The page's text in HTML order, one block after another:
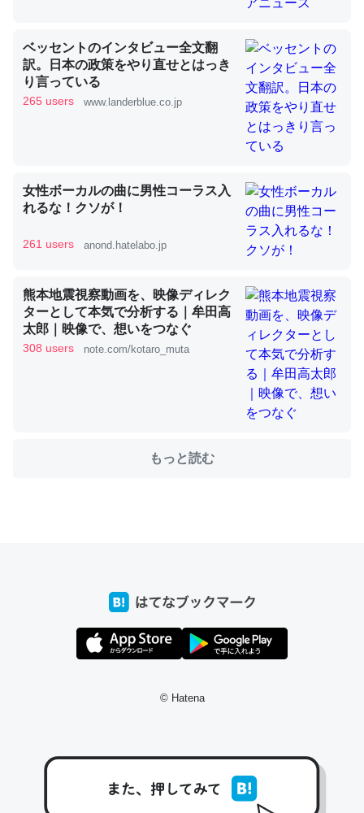
これを元に考えるとカルシウムを大量に使う脊椎動物と貝
─ニュース :: 【研究発表】昆虫学の大問題＝「昆虫はなぜ海にいな
いのか」に関する新仮説
ウチもEchoを実家に置いて４年。でたまに覗いてる。ぼ
ちぼちRingも置こうかと画策中。あと、Googleマップで
位置情報を共有してる。電池残量や充電中かが分かるので
─たまにLINEするくらいだった遠方の父67歳と僕。ITツール導入で
コミュニケーションが劇的に変化した｜tayorini by LIFULL介護
─たまにLINEするくらいだった遠方の父67歳と僕。ITツール導入で
コミュニケーションが劇的に変化した｜tayorini by LIFULL介護
回線代ほとんどかからないですよ。参考：
https://toyoshi.hatenablog.com/entry/2019/05/15/1805
ベッセントのインタビュー全文翻
訳。日本の政策をやり直せとはっき
り言っている
265 users www.landerblue.co.jp
女性ボーカルの曲に男性コーラス入
れるな！クソが！
261 users anond.hatelabo.jp
熊本地震視察動画を、映像ディレク
ターとして本気で分析する｜牟田高
太郎｜映像で、想いをつなぐ
308 users note.com/kotaro_muta
もっと読む
© Hatena